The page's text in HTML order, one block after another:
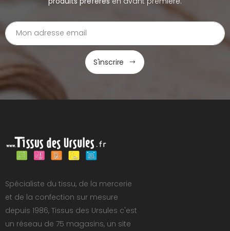
S'inscrire
Spécialiste du tissu, de la mercerie
et de la confection sur mesure
depuis 1986, Tissus des Ursules c'est
un réseau de 75 magasins, un site